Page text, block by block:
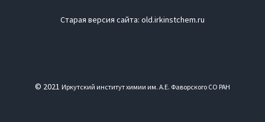
Старая версия сайта: old.irkinstchem.ru
© 2021 Иркутский институт химии им. А.Е. Фаворского СО РАН